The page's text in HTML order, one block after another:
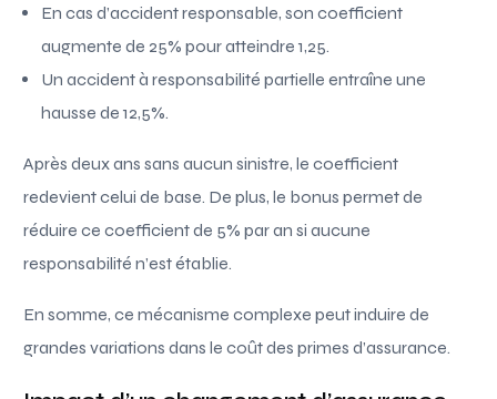
En cas d’accident responsable, son coefficient
augmente de 25% pour atteindre 1,25.
Un accident à responsabilité partielle entraîne une
hausse de 12,5%.
Après deux ans sans aucun sinistre, le coefficient
redevient celui de base. De plus, le bonus permet de
réduire ce coefficient de 5% par an si aucune
responsabilité n’est établie.
En somme, ce mécanisme complexe peut induire de
grandes variations dans le coût des primes d’assurance.